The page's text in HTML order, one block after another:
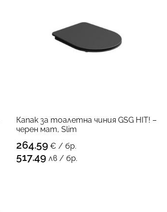
Капак за тоалетна чиния GSG HIT! –
черен мат, Slim
264.59€ / бр.
517.49 лв / бр.